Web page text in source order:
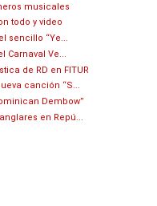
musicales
todo y video
sencillo “Ye...
Carnaval Ve...
de RD en FITUR
canción “S...
Dembow”
en Repú...